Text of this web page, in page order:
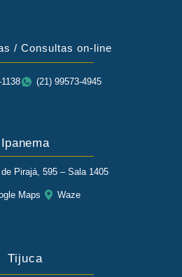
/ Consultas on-line
(21) 99573-4945
Ipanema
Pirajá, 595 – Sala 1405
Maps Waze
Tijuca